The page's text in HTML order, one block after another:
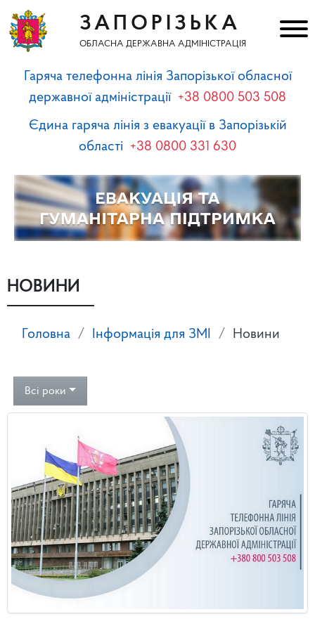
ЗАПОРІЗЬКА
ОБЛАСНА ДЕРЖАВНА АДМІНІСТРАЦІЯ
Гаряча телефонна лінія Запорізької обласної
державної адміністрації +38 0800 503 508
Єдина гаряча лінія з евакуації в Запорізькій
області +38 0800 331 630
НОВИНИ
Головна Інформація для ЗМІ Новини
Всі роки